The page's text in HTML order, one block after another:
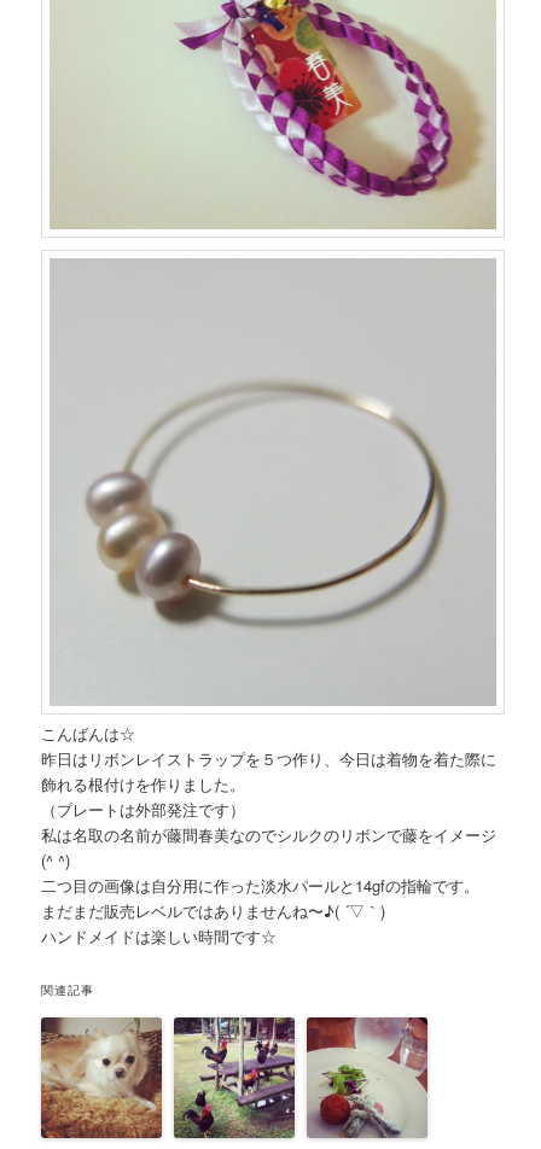
こんばんは☆
昨日はリボンレイストラップを５つ作り、今日は着物を着た際に
飾れる根付けを作りました。
（プレートは外部発注です）
私は名取の名前が藤間春美なのでシルクのリボンで藤をイメージ
(^ ^)
二つ目の画像は自分用に作った淡水パールと14gfの指輪です。
まだまだ販売レベルではありませんね〜♪( ´▽｀)
ハンドメイドは楽しい時間です☆
関連記事